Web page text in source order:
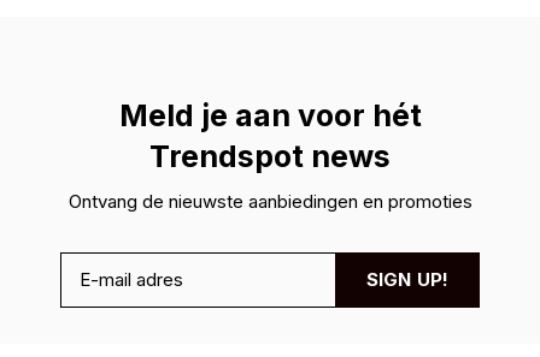
Meld je aan voor hét
Trendspot news
Ontvang de nieuwste aanbiedingen en promoties
SIGN UP!